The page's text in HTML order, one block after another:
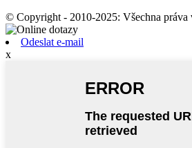
© Copyright - 2010-2025: Všechna práva
Odeslat e-mail
x